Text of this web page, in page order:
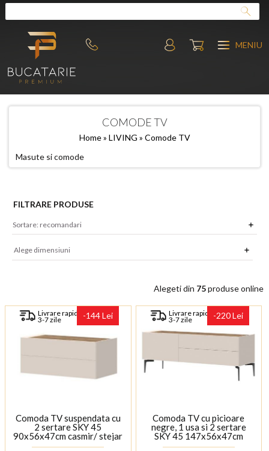
MENIU
COMODE TV
Home» LIVING » Comode TV
Masute si comode
FILTRARE PRODUSE
Alege dimensiuni
Alegeti din 75produse online
Livrare rapida
3-7 zile -144 Lei
Comoda TV suspendata cu
2 sertare SKY 45
90x56x47cm casmir/ stejar
tabac
Livrare rapida
3-7 zile -220 Lei
Comoda TV cu picioare
negre, 1 usa si 2 sertare
SKY 45 147x56x47cm
casmir/ stejar tabac